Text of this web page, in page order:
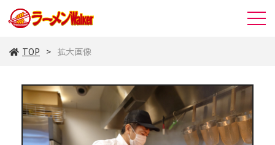
TOP 拡大画像